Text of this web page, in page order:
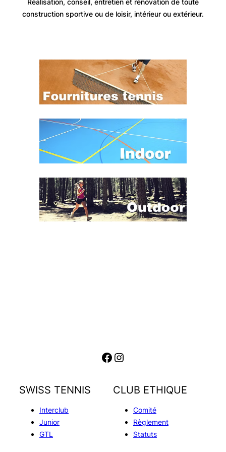
Réalisation, conseil, entretien et rénovation de toute
construction sportive ou de loisir, intérieur ou extérieur.
Facebook Instagram
SWISS TENNIS
Interclub
Junior
GTL
CLUB ETHIQUE
Comité
Règlement
Statuts